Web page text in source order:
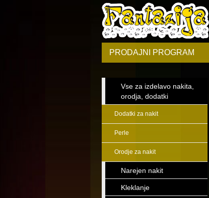
PRODAJNI PROGRAM
Vse za izdelavo nakita,
orodja, dodatki
Dodatki za nakit
Perle
Orodje za nakit
Narejen nakit
Kleklanje